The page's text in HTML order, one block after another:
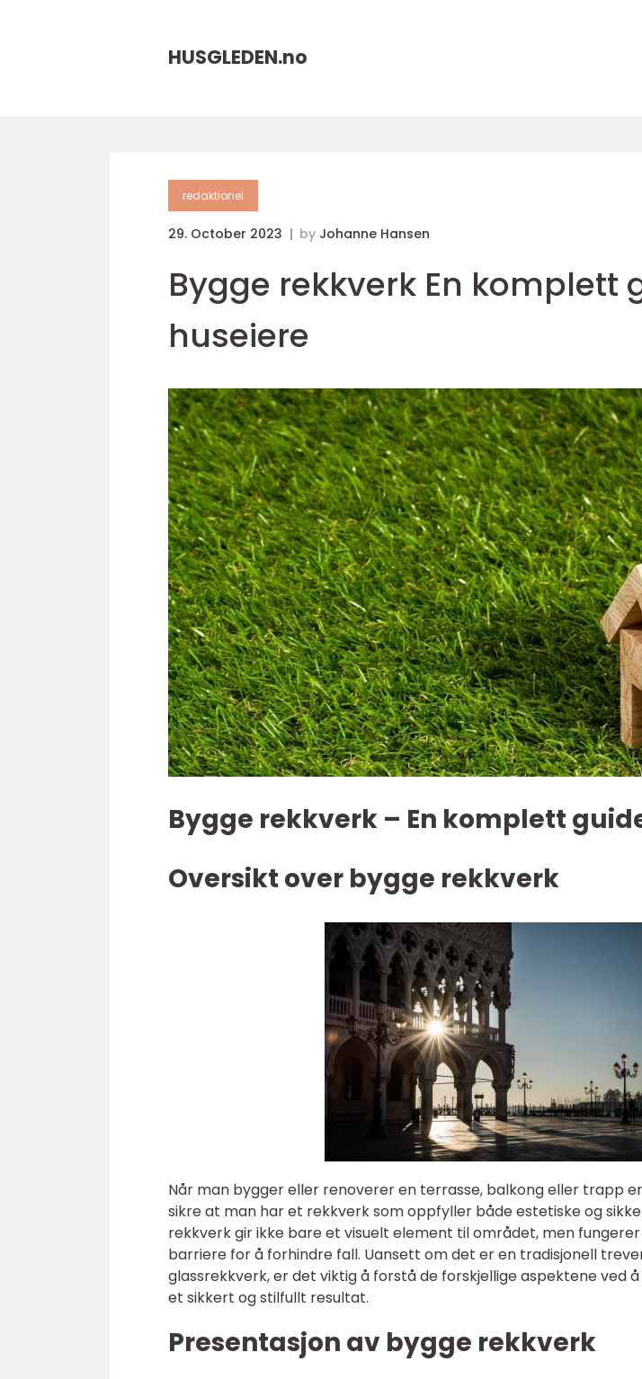
HUSGLEDEN.no
redaktionel
29. October 2023 by Johanne Hansen
Bygge rekkverk En komplett
huseiere
Bygge rekkverk – En komplett
Oversikt over bygge rekkverk
Når man bygger eller renoverer en terrasse, balkong eller trapp
sikre at man har et rekkverk som oppfyller både estetiske og
rekkverk gir ikke bare et visuelt element til området, men
barriere for å forhindre fall. Uansett om det er en tradisjonell
glassrekkverk, er det viktig å forstå de forskjellige aspektene ved
et sikkert og stilfullt resultat.
Presentasjon av bygge rekkverk